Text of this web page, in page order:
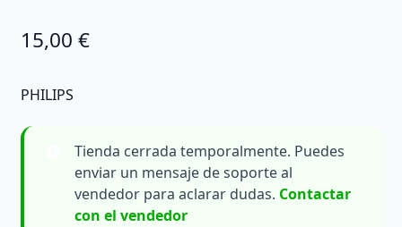
15,00 €
PHILIPS
Tienda cerrada temporalmente. Puedes
enviar un mensaje de soporte al
vendedor para aclarar dudas. Contactar
con el vendedor